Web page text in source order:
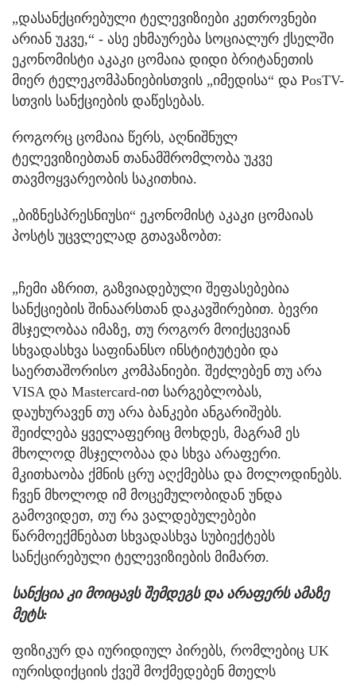
„დასანქცირებული ტელევიზიები კეთროვნები
არიან უკვე,“ - ასე ეხმაურება სოციალურ ქსელში
ეკონომისტი აკაკი ცომაია დიდი ბრიტანეთის
მიერ ტელეკომპანიებისთვის „იმედისა“ და PosTV-
სთვის სანქციების დაწესებას.
როგორც ცომაია წერს, აღნიშნულ
ტელევიზიებთან თანამშრომლობა უკვე
თავმოყვარეობის საკითხია.
„ბიზნესპრესნიუსი“ ეკონომისტ აკაკი ცომაიას
პოსტს უცვლელად გთავაზობთ:
„ჩემი აზრით, გაზვიადებული შეფასებებია
სანქციების შინაარსთან დაკავშირებით. ბევრი
მსჯელობაა იმაზე, თუ როგორ მოიქცევიან
სხვადასხვა საფინანსო ინსტიტუტები და
საერთაშორისო კომპანიები. შეძლებენ თუ არა
VISA და Mastercard-ით სარგებლობას,
დაუხურავენ თუ არა ბანკები ანგარიშებს.
შეიძლება ყველაფერიც მოხდეს, მაგრამ ეს
მხოლოდ მსჯელობაა და სხვა არაფერი.
მკითხაობა ქმნის ცრუ აღქმებსა და მოლოდინებს.
ჩვენ მხოლოდ იმ მოცემულობიდან უნდა
გამოვიდეთ, თუ რა ვალდებულებები
წარმოექმნებათ სხვადასხვა სუბიექტებს
სანქცირებული ტელევიზიების მიმართ.
სანქცია კი მოიცავს შემდეგს და არაფერს ამაზე
მეტს:
ფიზიკურ და იურიდიულ პირებს, რომლებიც UK
იურისდიქციის ქვეშ მოქმედებენ მთელს